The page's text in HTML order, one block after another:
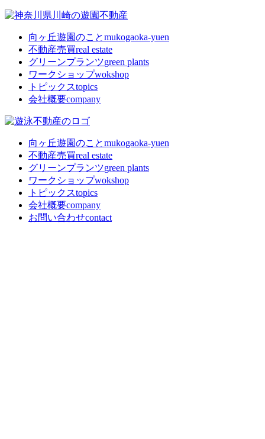
向ヶ丘遊園のことmukogaoka-yuen
不動産売買real estate
グリーンプランツgreen plants
ワークショップwokshop
トピックスtopics
会社概要company
向ヶ丘遊園のことmukogaoka-yuen
不動産売買real estate
グリーンプランツgreen plants
ワークショップwokshop
トピックスtopics
会社概要company
お問い合わせcontact